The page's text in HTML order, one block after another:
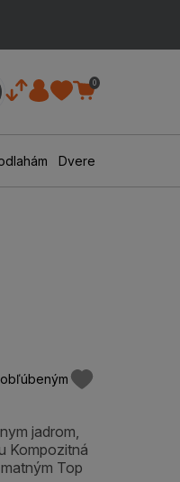
0
Dvere
jadrom,
Kompozitná
Top